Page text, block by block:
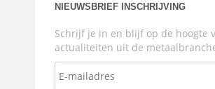
NIEUWSBRIEF INSCHRIJVING
Schrijf je in en blijf op de hoogte
actualiteiten uit de